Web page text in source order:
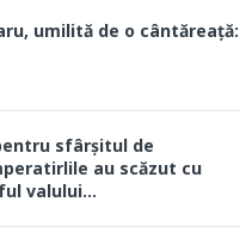
umilită de o cântăreață:
sfârșitul de
au scăzut cu
valului...